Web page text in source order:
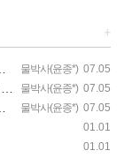
+
물박사(윤종*) 07.05
물박사(윤종*) 07.05
물박사(윤종*) 07.05
01.01
01.01